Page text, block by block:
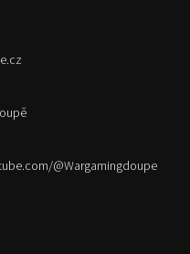
@Wargamingdoupe